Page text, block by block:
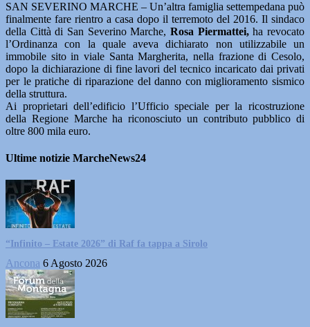
SAN SEVERINO MARCHE – Un’altra famiglia settempedana può
finalmente fare rientro a casa dopo il terremoto del 2016. Il sindaco
della Città di San Severino Marche, Rosa Piermattei,ha revocato
l’Ordinanza con la quale aveva dichiarato non utilizzabile un
immobile sito in viale Santa Margherita, nella frazione di Cesolo,
dopo la dichiarazione di fine lavori del tecnico incaricato dai privati
per le pratiche di riparazione del danno con miglioramento sismico
della struttura.
Ai proprietari dell’edificio l’Ufficio speciale per la ricostruzione
della Regione Marche ha riconosciuto un contributo pubblico di
oltre 800 mila euro.
Ultime notizie MarcheNews24
“Infinito – Estate 2026” di Raf fa tappa a Sirolo
Ancona 6 Agosto 2026